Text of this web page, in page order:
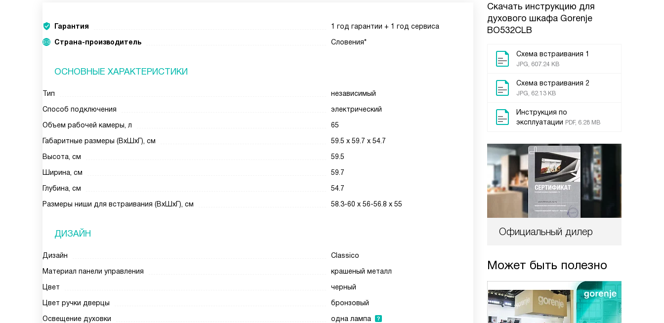
Скачать инструкцию для
духового шкафа Gorenje
BO532CLB
Схема встраивания 1
JPG, 607.24 KB
Схема встраивания 2
JPG, 62.13 KB
Инструкция по
эксплуатации PDF, 6.28 MB
Официальный дилер
Может быть полезно
Гарантия
1 год гарантии + 1 год сервиса
Страна-производитель
Словения*
ОСНОВНЫЕ ХАРАКТЕРИСТИКИ
Тип
независимый
Способ подключения
электрический
Объем рабочей камеры, л
65
Габаритные размеры (ВxШxГ), см
59.5 x 59.7 x 54.7
Высота, см
59.5
Ширина, см
59.7
Глубина, см
54.7
Размеры ниши для встраивания (ВxШxГ), см
58.3-60 x 56-56.8 x 55
ДИЗАЙН
Дизайн
Classico
Материал панели управления
крашеный металл
Цвет
черный
Цвет ручки дверцы
бронзовый
Освещение духовки
одна лампа